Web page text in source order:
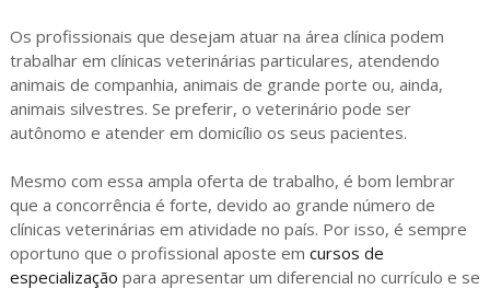
Os profissionais que desejam atuar na área clínica podem
trabalhar em clínicas veterinárias particulares, atendendo
animais de companhia, animais de grande porte ou, ainda,
animais silvestres. Se preferir, o veterinário pode ser
autônomo e atender em domicílio os seus pacientes.
Mesmo com essa ampla oferta de trabalho, é bom lembrar
que a concorrência é forte, devido ao grande número de
clínicas veterinárias em atividade no país. Por isso, é sempre
oportuno que o profissional aposte em cursos de
especialização para apresentar um diferencial no currículo e se